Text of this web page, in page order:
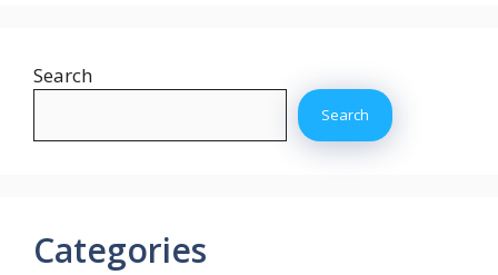
Search
Search
Categories